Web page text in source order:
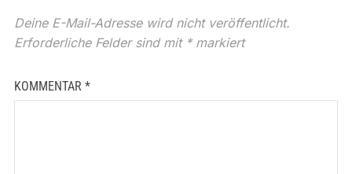
Deine E-Mail-Adresse wird nicht veröffentlicht.
Erforderliche Felder sind mit *markiert
KOMMENTAR *